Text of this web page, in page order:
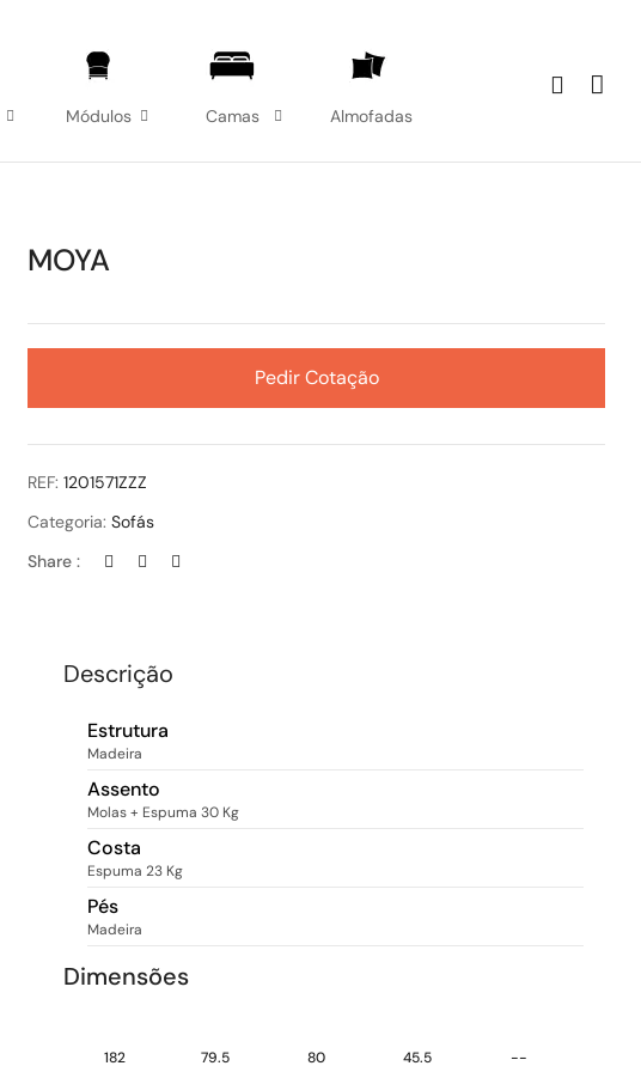
Módulos Camas Almofadas
MOYA
Pedir Cotação
REF:1201571ZZZ
Categoria:Sofás
Share :
Descrição
Estrutura
Madeira
Assento
Molas + Espuma 30 Kg
Costa
Espuma 23 Kg
Pés
Madeira
Dimensões
182 79.5 80 45.5 --